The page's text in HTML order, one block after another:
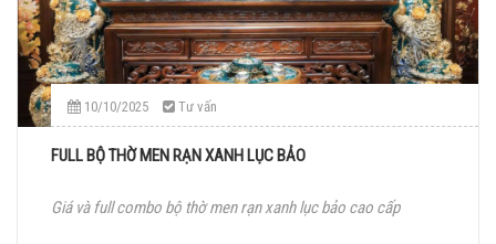
10/10/2025 Tư vấn
FULL BỘ THỜ MEN RẠN XANH LỤC BẢO
Giá và full combo bộ thờ men rạn xanh lục bảo cao cấp